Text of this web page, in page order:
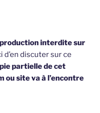
interdite sur
d’en discuter sur ce
partielle de cet
ou site va à l’encontre